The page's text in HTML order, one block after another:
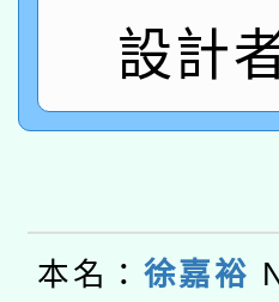
薪期間
轉知經
業技術
動」
115年8
開 智慧
本校115
招甄選結
適應運動
設計
本名： 徐嘉裕